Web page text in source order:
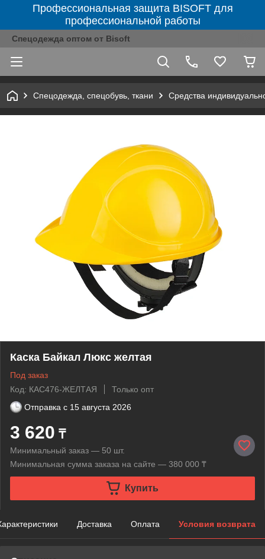
Профессиональная защита BISOFT для
профессиональной работы
Спецодежда оптом от Bisoft
Спецодежда, спецобувь, ткани Средства
Каска Байкал Люкс желтая
Под заказ
Код: КАС476-ЖЕЛТАЯ
Только опт
Отправка с 15 августа 2026
3 620 ₸
Минимальный заказ — 50 шт.
Минимальная сумма заказа на сайте — 380 000 ₸
Купить
Доставка Оплата Условия возврата